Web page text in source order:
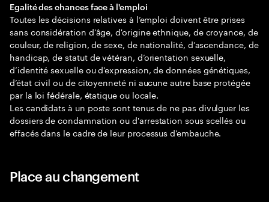
Egalité des chances face à l'emploi
Toutes les décisions relatives à l’emploi doivent être prises
sans considération d’âge, d'origine ethnique, de croyance, de
couleur, de religion, de sexe, de nationalité, d’ascendance, de
handicap, de statut de vétéran, d’orientation sexuelle,
d’identité sexuelle ou d’expression, de données génétiques,
d’état civil ou de citoyenneté ni aucune autre base protégée
par la loi fédérale, étatique ou locale.
Les candidats à un poste sont tenus de ne pas divulguer les
dossiers de condamnation ou d'arrestation sous scellés ou
effacés dans le cadre de leur processus d'embauche.
Place au changement